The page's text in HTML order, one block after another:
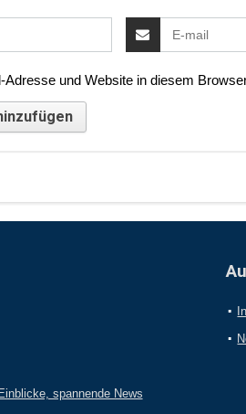
Adresse und Website in diesem
spannende News